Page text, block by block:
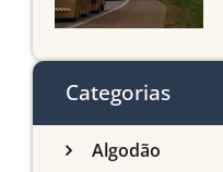
Categorias
Algodão